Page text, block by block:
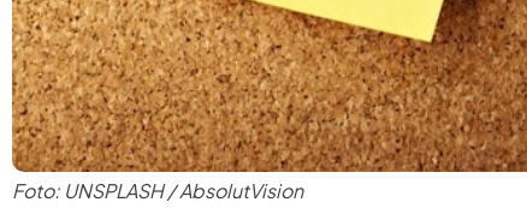
Foto: UNSPLASH / AbsolutVision